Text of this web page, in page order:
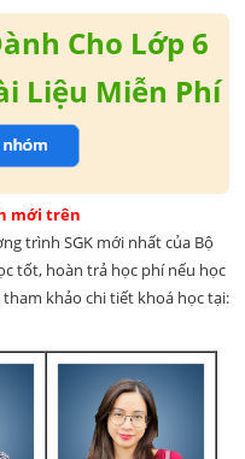
Cho Lớp 6
Liệu Miễn Phí
mới trên
trình SGK mới nhất của Bộ
tốt, hoàn trả học phí nếu học
khảo chi tiết khoá học tại: